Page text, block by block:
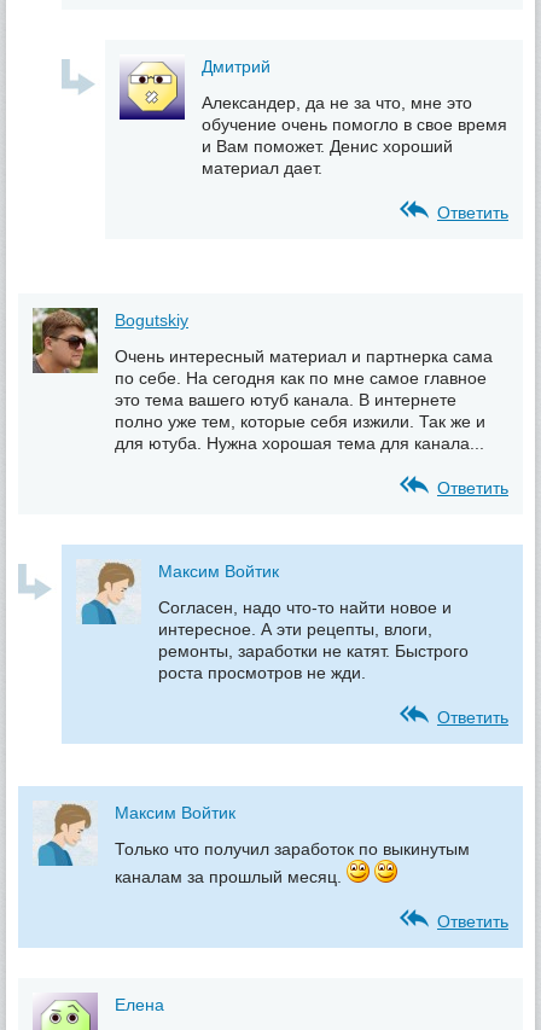
Дмитрий
Александер, да не за что, мне это
обучение очень помогло в свое время
и Вам поможет. Денис хороший
материал дает.
Ответить
Bogutskiy
Очень интересный материал и партнерка сама
по себе. На сегодня как по мне самое главное
это тема вашего ютуб канала. В интернете
полно уже тем, которые себя изжили. Так же и
для ютуба. Нужна хорошая тема для канала...
Ответить
Максим Войтик
Согласен, надо что-то найти новое и
интересное. А эти рецепты, влоги,
ремонты, заработки не катят. Быстрого
роста просмотров не жди.
Ответить
Максим Войтик
Только что получил заработок по выкинутым
каналам за прошлый месяц.
Ответить
Елена